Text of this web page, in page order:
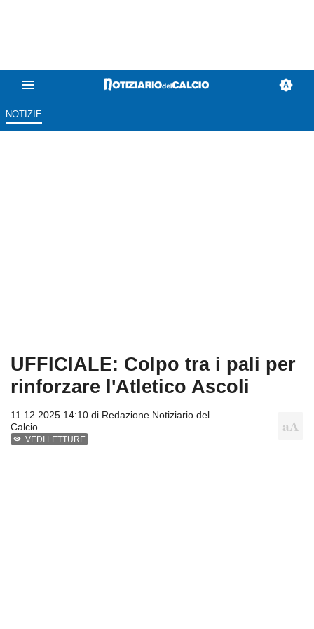
NOTIZIE
UFFICIALE: Colpo tra i pali per
rinforzare l'Atletico Ascoli
11.12.2025 14:10 di Redazione Notiziario del
Calcio
VEDI LETTURE